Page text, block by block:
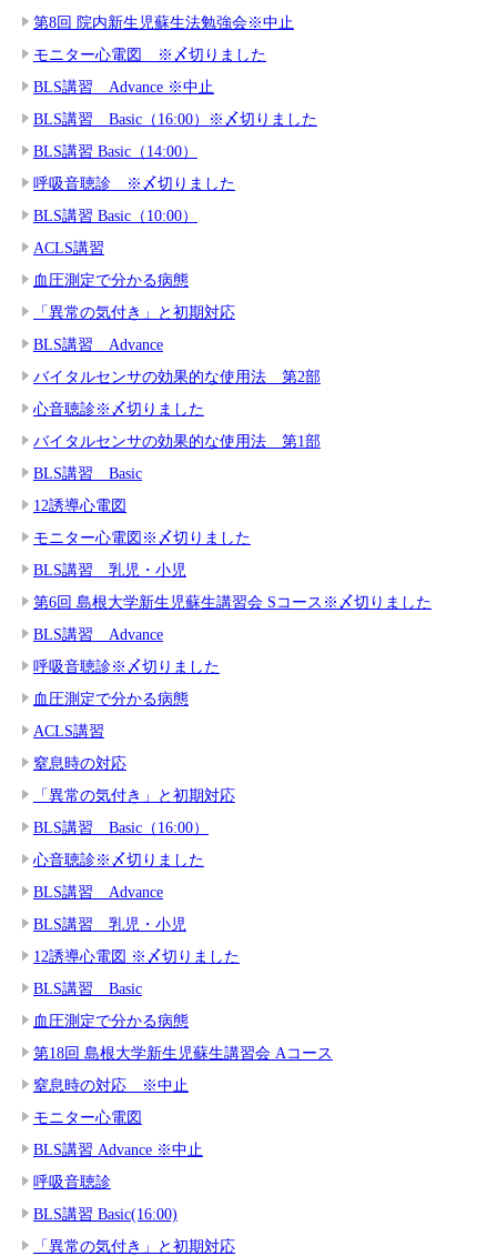
第8回 院内新生児蘇生法勉強会※中止
モニター心電図 ※〆切りました
BLS講習 Advance ※中止
BLS講習 Basic（16:00）※〆切りました
BLS講習 Basic（14:00）
呼吸音聴診 ※〆切りました
BLS講習 Basic（10:00）
ACLS講習
血圧測定で分かる病態
「異常の気付き」と初期対応
BLS講習 Advance
バイタルセンサの効果的な使用法 第2部
心音聴診※〆切りました
バイタルセンサの効果的な使用法 第1部
BLS講習 Basic
12誘導心電図
モニター心電図※〆切りました
BLS講習 乳児・小児
第6回 島根大学新生児蘇生講習会 Sコース※〆切りました
BLS講習 Advance
呼吸音聴診※〆切りました
血圧測定で分かる病態
ACLS講習
窒息時の対応
「異常の気付き」と初期対応
BLS講習 Basic（16:00）
心音聴診※〆切りました
BLS講習 Advance
BLS講習 乳児・小児
12誘導心電図 ※〆切りました
BLS講習 Basic
血圧測定で分かる病態
第18回 島根大学新生児蘇生講習会 Aコース
窒息時の対応 ※中止
モニター心電図
BLS講習 Advance ※中止
呼吸音聴診
BLS講習 Basic(16:00)
「異常の気付き」と初期対応